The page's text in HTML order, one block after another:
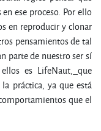
ese proceso. Por ello
en reproducir y clonar
pensamientos de tal
parte de nuestro ser sí
es LifeNaut, que
práctica, ya que está
que el